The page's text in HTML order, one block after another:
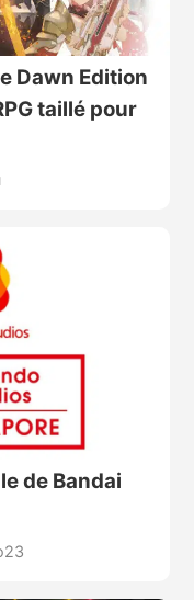
Dawn Edition
taillé pour
de Bandai